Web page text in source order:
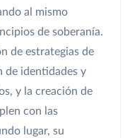
al mismo
de soberanía.
de estrategias de
de identidades y
y la creación de
con las
lugar, su